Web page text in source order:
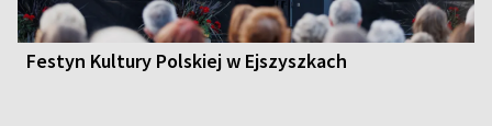
Festyn Kultury Polskiej w Ejszyszkach